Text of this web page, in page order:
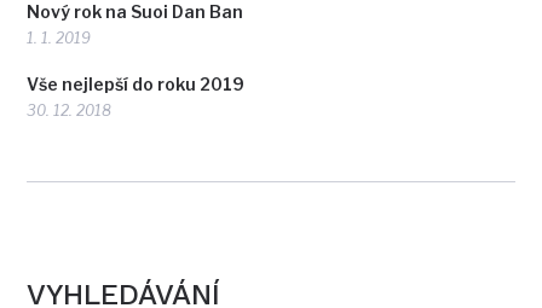
Nový rok na Suoi Dan Ban
1. 1. 2019
Vše nejlepší do roku 2019
30. 12. 2018
VYHLEDÁVÁNÍ